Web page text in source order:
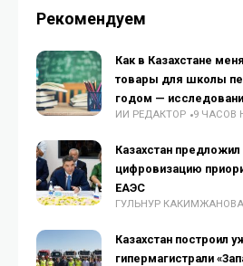
Рекомендуем
Как в Казахстане
товары для школы
годом —
ИИ РЕДАКТОР 9 ЧАСОВ
Казахстан
цифровизацию
ЕАЭС
ГУЛЬНУР КАКИМЖАНОВА
Казахстан построил
гипермагистрали